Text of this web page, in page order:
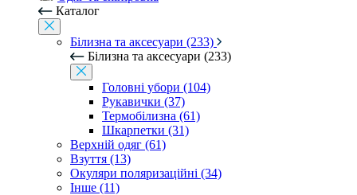
Каталог
Білизна та аксесуари (233)
Білизна та аксесуари (233)
Головні убори (104)
Рукавички (37)
Термобілизна (61)
Шкарпетки (31)
Верхній одяг (61)
Взуття (13)
Окуляри поляризаційні (34)
Інше (11)